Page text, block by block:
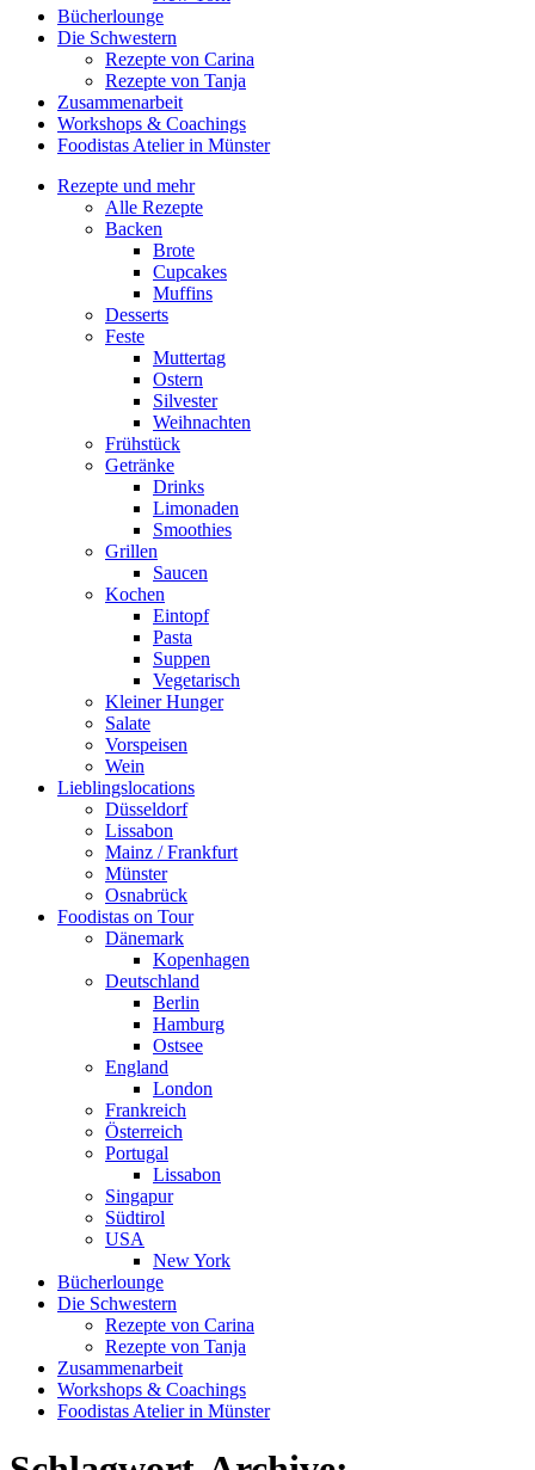
Bücherlounge
Die Schwestern
Rezepte von Carina
Rezepte von Tanja
Zusammenarbeit
Workshops & Coachings
Foodistas Atelier in Münster
Rezepte und mehr
Alle Rezepte
Backen
Brote
Cupcakes
Muffins
Desserts
Feste
Muttertag
Ostern
Silvester
Weihnachten
Frühstück
Getränke
Drinks
Limonaden
Smoothies
Grillen
Saucen
Kochen
Eintopf
Pasta
Suppen
Vegetarisch
Kleiner Hunger
Salate
Vorspeisen
Wein
Lieblingslocations
Düsseldorf
Lissabon
Mainz / Frankfurt
Münster
Osnabrück
Foodistas on Tour
Dänemark
Kopenhagen
Deutschland
Berlin
Hamburg
Ostsee
England
London
Frankreich
Österreich
Portugal
Lissabon
Singapur
Südtirol
USA
New York
Bücherlounge
Die Schwestern
Rezepte von Carina
Rezepte von Tanja
Zusammenarbeit
Workshops & Coachings
Foodistas Atelier in Münster